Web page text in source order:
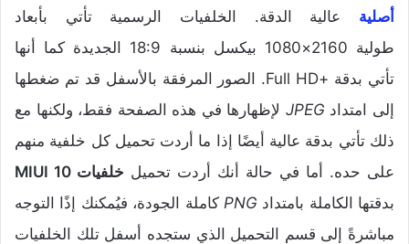
أصلية عالية الدقة. الخلفيات الرسمية تأتي بأبعاد
طولية 2160×1080 بيكسل بنسبة 18:9 الجديدة كما أنها
تأتي بدقة +Full HD. الصور المرفقة بالأسفل قد تم ضغطها
إلى امتداد JPEG لإظهارها في هذه الصفحة فقط، ولكنها مع
ذلك تأتي بدقة عالية أيضًا إذا ما أردت تحميل كل خلفية منهم
على حده. أما في حالة أنك أردت تحميل خلفيات MIUI 10
بدقتها الكاملة بامتداد PNG كاملة الجودة، فيُمكنك إذًا التوجه
مباشرةً إلى قسم التحميل الذي ستجده أسفل تلك الخلفيات